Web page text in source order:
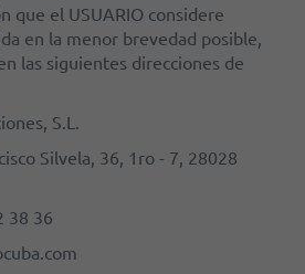
que el USUARIO considere
en la menor brevedad posible,
las siguientes direcciones de
S.L.
Silvela, 36, 1ro - 7, 28028
38 36